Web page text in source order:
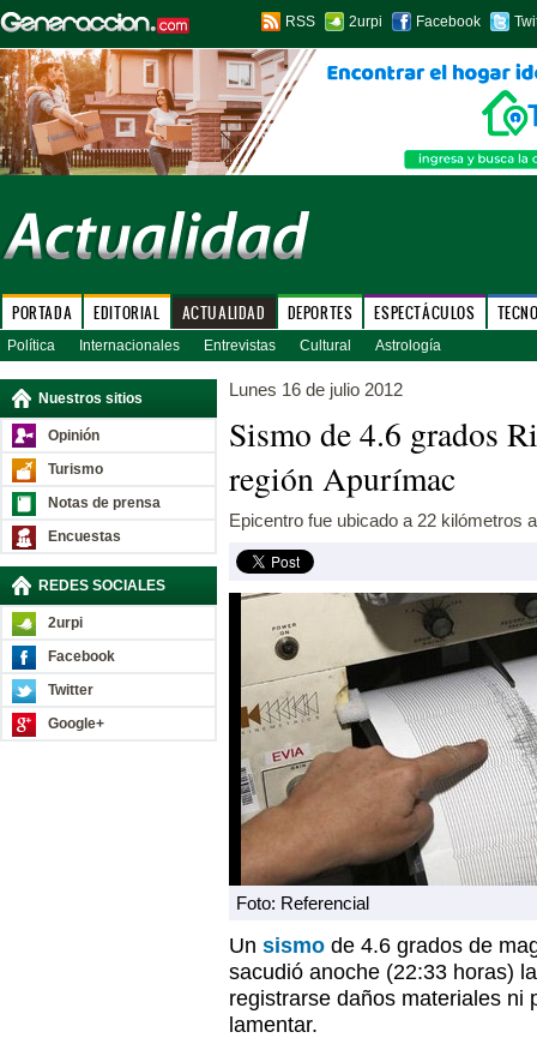
RSS 2urpi Facebook
PORTADA EDITORIAL ACTUALIDAD DEPORTES ESPECTÁCULOS
Política Internacionales Entrevistas Cultural Astrología
Nuestros sitios
Opinión
Turismo
Notas de prensa
Encuestas
REDES SOCIALES
2urpi
Facebook
Twitter
Google+
Lunes 16 de julio 2012
Sismo de 4.6 grados
región Apurímac
Epicentro fue ubicado a 22 kilómetros
Foto: Referencial
Un sismo de 4.6 grados de
sacudió anoche (22:33 horas)
registrarse daños materiales ni
lamentar.